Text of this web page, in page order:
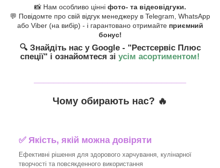
📸 Нам особливо цінні фото- та відеовідгуки.
💬 Повідомте про свій відгук менеджеру в Telegram, WhatsApp
або Viber (на вибір) - і гарантовано отримайте приємний
бонус!
🔍 Знайдіть нас у Google - "Рестсервіс Плюс
спеції" і ознайомтеся зі усім асортиментом!
Чому обирають нас? 🔥
✅ Якість, якій можна довіряти
Ефективні рішення для здорового харчування, кулінарної
творчості та повсякденного використання